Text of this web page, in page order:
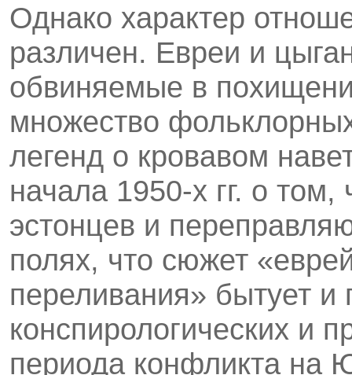
Однако характер
различен. Евреи и
обвиняемые в
множество
легенд о кровавом
начала 1950-х гг. о
эстонцев и
полях, что сюжет
переливания» бытует
конспирологических и
периода конфликта на